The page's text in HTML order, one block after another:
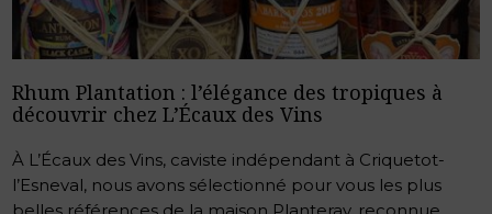
Rhum Plantation : l’élégance des tropiques à
découvrir chez L’Écaux des Vins
À L’Écaux des Vins, caviste indépendant à Criquetot-
l’Esneval, nous avons sélectionné pour vous les plus